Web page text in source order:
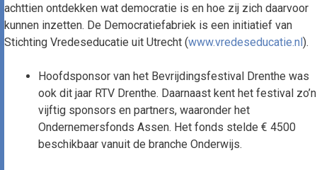
achttien ontdekken wat democratie is en hoe zij zich daarvoor
kunnen inzetten. De Democratiefabriek is een initiatief van
Stichting Vredeseducatie uit Utrecht (www.vredeseducatie.nl).
Hoofdsponsor van het Bevrijdingsfestival Drenthe was
ook dit jaar RTV Drenthe. Daarnaast kent het festival zo’n
vijftig sponsors en partners, waaronder het
Ondernemersfonds Assen. Het fonds stelde € 4500
beschikbaar vanuit de branche Onderwijs.